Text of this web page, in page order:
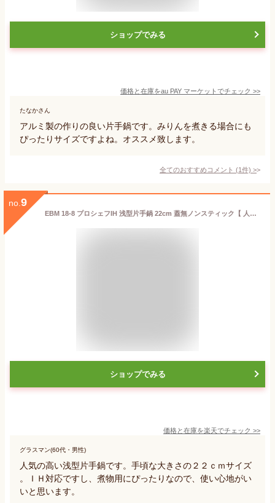
ショップでみる
価格と在庫をau PAY マーケット でチェック >>
たなかさん
アルミ製の作りの良い片手鍋です。みりんを煮きる場合にも
ぴったりサイズですよね。オススメ致します。
全てのおすすめコメント (1件) >
no. 9
EBM 18-8 プロシェフIH 浅型片手鍋 22cm 蓋無ノンスティック【 人気の鍋 使いやすい鍋ランキング 煮物鍋おすすめブランド キッチン鍋 おすすめ鍋ブランド 人気鍋メーカー 長く使える鍋 人気メーカー 】
ショップでみる
価格と在庫を楽天でチェック >>
グラスマン(60代・男性)
人気の高い浅型片手鍋です。手頃な大きさの２２ｃｍサイズ
。ＩＨ対応ですし、煮物用にぴったりなので、使い心地がい
いと思います。